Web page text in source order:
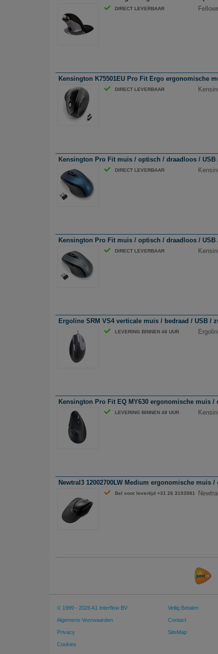
DIRECT LEVERBAAR
Kensington K75501EU Pro Fit Ergo ergonomische
DIRECT LEVERBAAR
Kensington Pro Fit muis / optisch / draadloos / USB
DIRECT LEVERBAAR
Kensington Pro Fit muis / optisch / draadloos /
DIRECT LEVERBAAR
Ergoline SRM VS4 verticale muis / bedraad / USB /
LEVERING BINNEN 48 UUR
Kensington Pro Fit EQ MY630 ergonomische muis
LEVERING BINNEN 48 UUR
Newtral3 12002700LW Medium ergonomische
Bel voor levertijd +31 26 3193981
© 1999 - 2026 A1 Interflow BV
Algemene Voorwaarden
Privacy
Cookies
Veilig Betalen
Contact
SiteMap